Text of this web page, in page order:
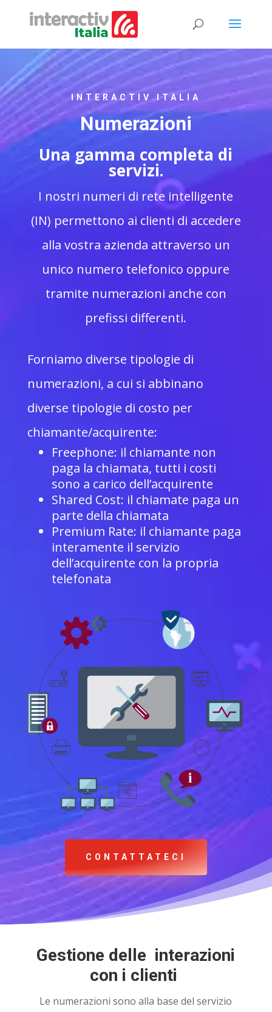
INTERACTIV ITALIA
Numerazioni
Una gamma completa di
servizi.
I nostri numeri di rete intelligente
(IN) permettono ai clienti di accedere
alla vostra azienda attraverso un
unico numero telefonico oppure
tramite numerazioni anche con
prefissi differenti.
Forniamo diverse tipologie di
numerazioni, a cui si abbinano
diverse tipologie di costo per
chiamante/acquirente:
Freephone: il chiamante non
paga la chiamata, tutti i costi
sono a carico dell’acquirente
Shared Cost: il chiamate paga un
parte della chiamata
Premium Rate: il chiamante paga
interamente il servizio
dell’acquirente con la propria
telefonata
CONTATTATECI
Gestione delle interazioni
con i clienti
Le numerazioni sono alla base del servizio